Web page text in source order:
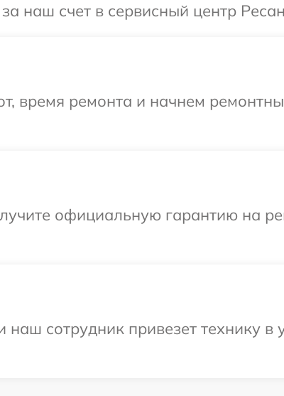
наш счет в сервисный центр
время ремонта и начнем
официальную гарантию на
сотрудник привезет технику в